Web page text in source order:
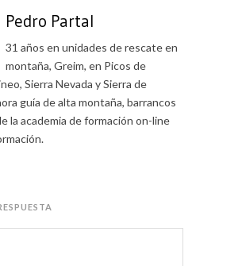
Pedro Partal
31 años en unidades de rescate en
montaña, Greim, en Picos de
Sierra Nevada y Sierra de
guía de alta montaña, barrancos
la academia de formación on-line